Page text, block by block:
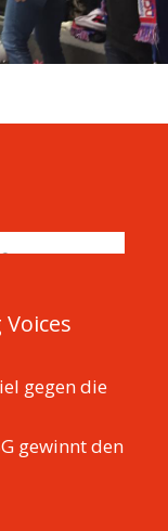
gegen die
gewinnt den